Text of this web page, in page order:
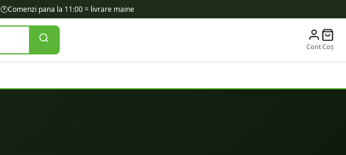
🕐Comenzi pana la 11:00 = livrare maine
ContCoș